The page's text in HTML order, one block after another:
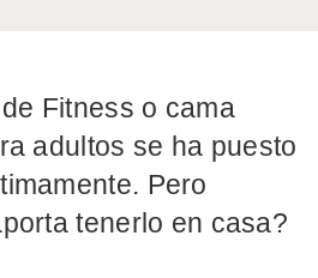
Fitness o cama
adultos se ha puesto
Pero
tenerlo en casa?